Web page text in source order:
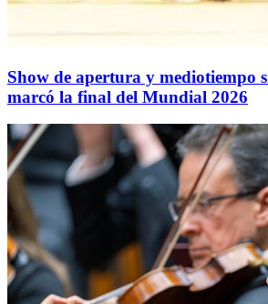
Show de apertura y mediotiempo
marcó la final del Mundial 2026